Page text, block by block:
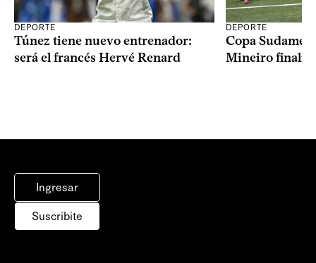
DEPORTE
Túnez tiene nuevo entrenador:
será el francés Hervé Renard
DEPORTE
Copa
Mineiro
Ingresar
Suscribite